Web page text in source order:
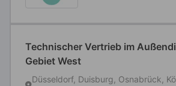
Technischer Vertrieb im
Gebiet West
Düsseldorf, Duisburg, Osnabrück,